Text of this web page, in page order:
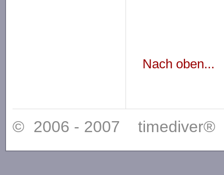
Nach oben...
© 2006 - 2007 timediver®